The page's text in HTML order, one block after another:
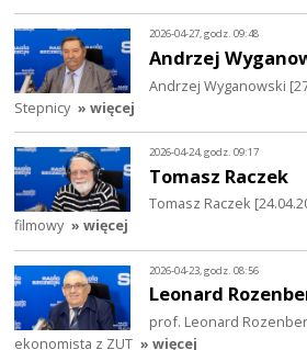
2026-04-27, godz. 09:48
Andrzej
Andrzej Wyganowski
Stepnicy » więcej
2026-04-24, godz. 09:17
Tomasz Raczek
Tomasz Raczek
filmowy » więcej
2026-04-23, godz. 08:56
Leonard
prof. Leonard
ekonomista z ZUT » więcej